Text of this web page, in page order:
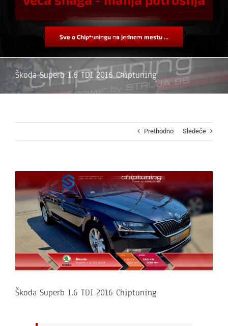
Sve o Chiptuningu na jednom mestu ...
Škoda Superb 1.6 TDI 2016 Chiptuning
Prethodno Sledeće
Škoda Superb 1.6 TDI 2016 Chiptuning